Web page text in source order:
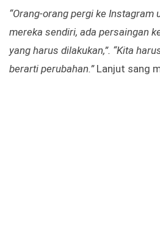
“Orang-orang pergi ke Instagram
mereka sendiri, ada persaingan
yang harus dilakukan,”. “Kita
berarti perubahan.” Lanjut sang